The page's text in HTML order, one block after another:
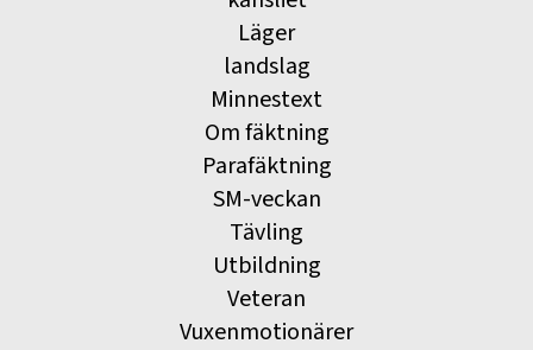
Läger
landslag
Minnestext
Om fäktning
Parafäktning
SM-veckan
Tävling
Utbildning
Veteran
Vuxenmotionärer